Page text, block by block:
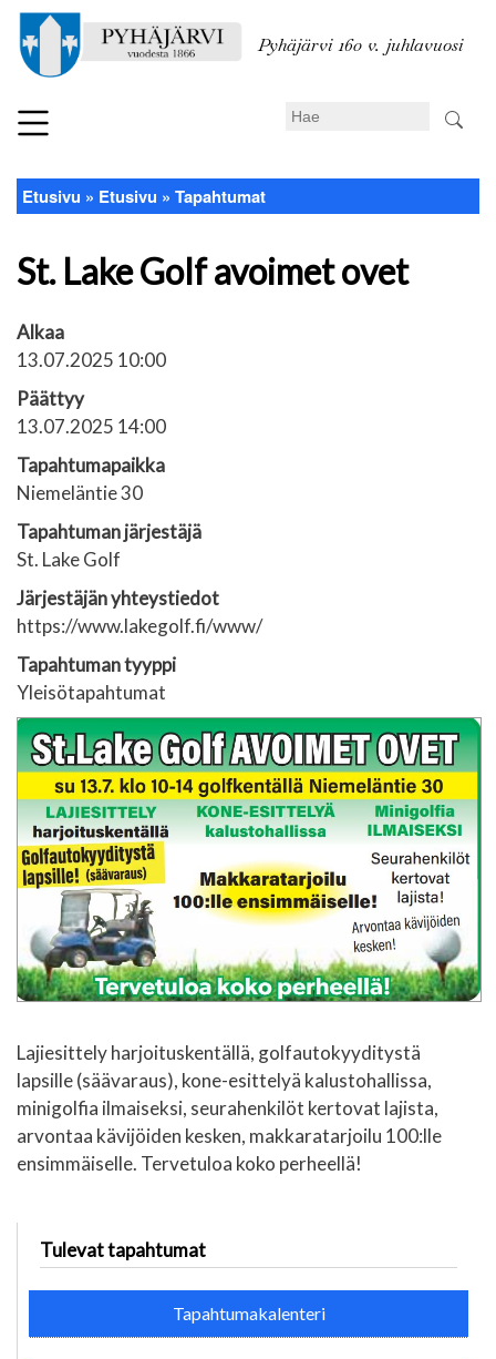
pääsisältöön
Pyhäjärvi 160 v. juhlavuosi
Search
Murupolku
Etusivu Etusivu Tapahtumat
St. Lake Golf avoimet ovet
Alkaa
13.07.2025 10:00
Päättyy
13.07.2025 14:00
Tapahtumapaikka
Niemeläntie 30
Tapahtuman järjestäjä
St. Lake Golf
Järjestäjän yhteystiedot
https://www.lakegolf.fi/www/
Tapahtuman tyyppi
Yleisötapahtumat
Lajiesittely harjoituskentällä, golfautokyyditystä
lapsille (säävaraus), kone-esittelyä kalustohallissa,
minigolfia ilmaiseksi, seurahenkilöt kertovat lajista,
arvontaa kävijöiden kesken, makkaratarjoilu 100:lle
ensimmäiselle. Tervetuloa koko perheellä!
Tulevat tapahtumat
Tapahtumakalenteri